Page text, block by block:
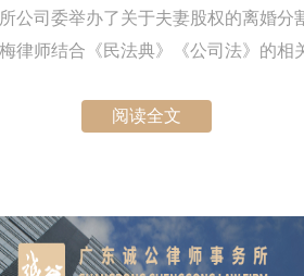
公司委举办了关于夫妻股权的离婚分
律师结合《民法典》《公司法》的相
问题一并进行了探讨。公司委主任郑
阅读全文